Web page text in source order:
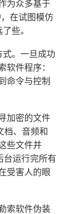
为众多基于
在试图模仿
些。
。一旦成功
软件程序：
命令与控制
加密的文件
档、音频和
些文件并
运行完所有
受害人的眼
索软件伪装